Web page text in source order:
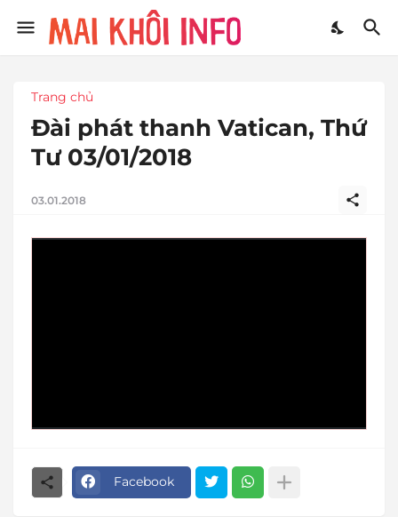
Trang chủ
Đài phát thanh Vatican, Thứ
Tư 03/01/2018
03.01.2018
Facebook